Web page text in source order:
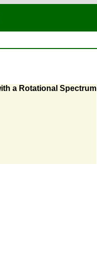
a Rotational Spectrum